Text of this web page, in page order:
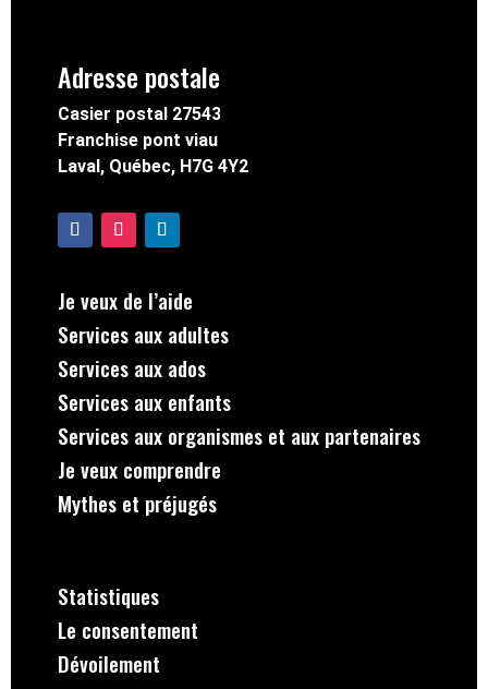
Adresse postale
Casier postal 27543
Franchise pont viau
Laval, Québec, H7G 4Y2
Je veux de l’aide
Services aux adultes
Services aux ados
Services aux enfants
Services aux organismes et aux partenaires
Je veux comprendre
Mythes et préjugés
Statistiques
Le consentement
Dévoilement